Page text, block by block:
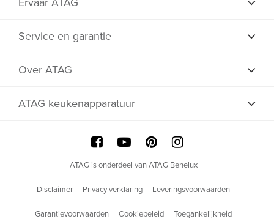
Service en garantie
Over ATAG
ATAG keukenapparatuur
ATAG is onderdeel van ATAG Benelux
Disclaimer Privacy verklaring Leveringsvoorwaarden
Garantievoorwaarden Cookiebeleid Toegankelijkheid